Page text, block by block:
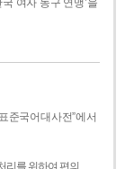
여자 농구 연맹’을
준국어대사전”에서
리를 위하여 편의